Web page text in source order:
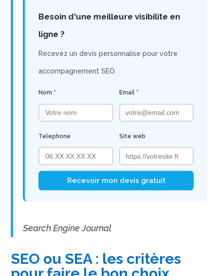
Besoin d'une meilleure visibilite en
ligne ?
Recevez un devis personnalise pour votre
accompagnement SEO.
Nom * Email *
Telephone Site web
Recevoir mon devis gratuit
Search Engine Journal
SEO ou SEA : les critères